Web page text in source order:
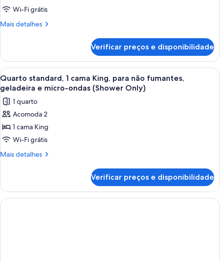
standard,
1
para
não
fumantes,
geladeira
e
micro-
ondas
Wi-Fi grátis
Mais detalhes
Mais
standard,
cama
Queen,
para
não
fumantes,
e
micro-
Verificar preços e disponibilidade
Carrega
todas
as
fotos
de
Quarto
standard,
1
para
não
fumantes,
Quarto de hotel com uma cama
5
Quarto standard, 1 cama King, para não fumantes,
geladeira e micro-ondas (Shower Only)
1 quarto
Acomoda 2
1 cama King
Wi-Fi grátis
Mais detalhes
Mais
standard,
cama
Verificar preços e disponibilidade